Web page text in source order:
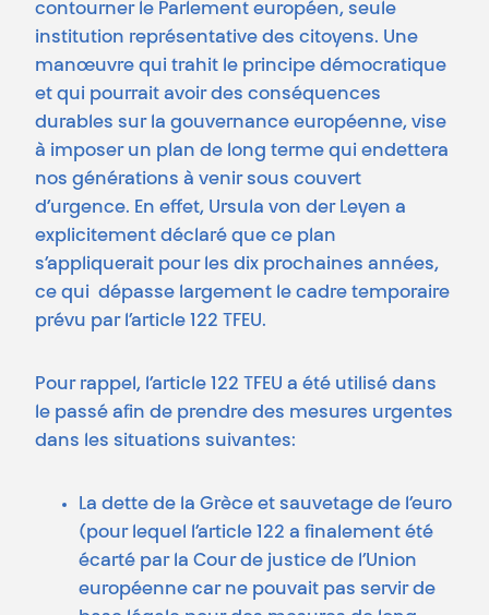
contourner le Parlement européen, seule
institution représentative des citoyens. Une
manœuvre qui trahit le principe démocratique
et qui pourrait avoir des conséquences
durables sur la gouvernance européenne, vise
à imposer un plan de long terme qui endettera
nos générations à venir sous couvert
d’urgence. En effet, Ursula von der Leyen a
explicitement déclaré que ce plan
s’appliquerait pour les dix prochaines années,
ce qui dépasse largement le cadre temporaire
prévu par l’article 122 TFEU.
Pour rappel, l’article 122 TFEU a été utilisé dans
le passé afin de prendre des mesures urgentes
dans les situations suivantes:
La dette de la Grèce et sauvetage de l’euro
(pour lequel l’article 122 a finalement été
écarté par la Cour de justice de l’Union
européenne car ne pouvait pas servir de